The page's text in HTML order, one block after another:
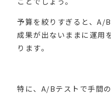
予算を絞りすぎると、A/
成果が出ないままに運用
ります。
特に、A/Bテストで手間